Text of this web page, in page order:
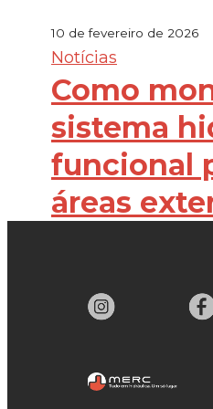
10 de fevereiro de 2026
Notícias
Como
sistema
funcional
áreas